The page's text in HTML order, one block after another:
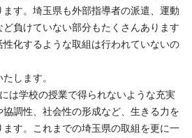
す。埼玉県も外部指導者の派遣、運動
負けていない部分もたくさんあります
化するような取組は行われていないの
します。
は学校の授業で得られないような充実
調性、社会性の形成など、生きる力を
す。これまでの埼玉県の取組を更に一